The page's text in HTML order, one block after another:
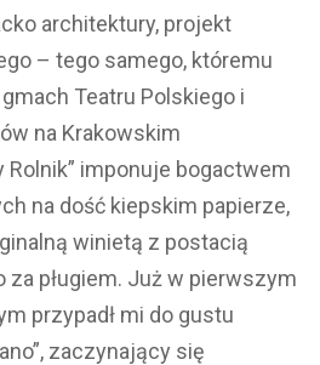
architektury, projekt
– tego samego, któremu
Teatru Polskiego i
na Krakowskim
Rolnik” imponuje bogactwem
na dość kiepskim papierze,
winietą z postacią
za pługiem. Już w pierwszym
przypadł mi do gustu
zaczynający się